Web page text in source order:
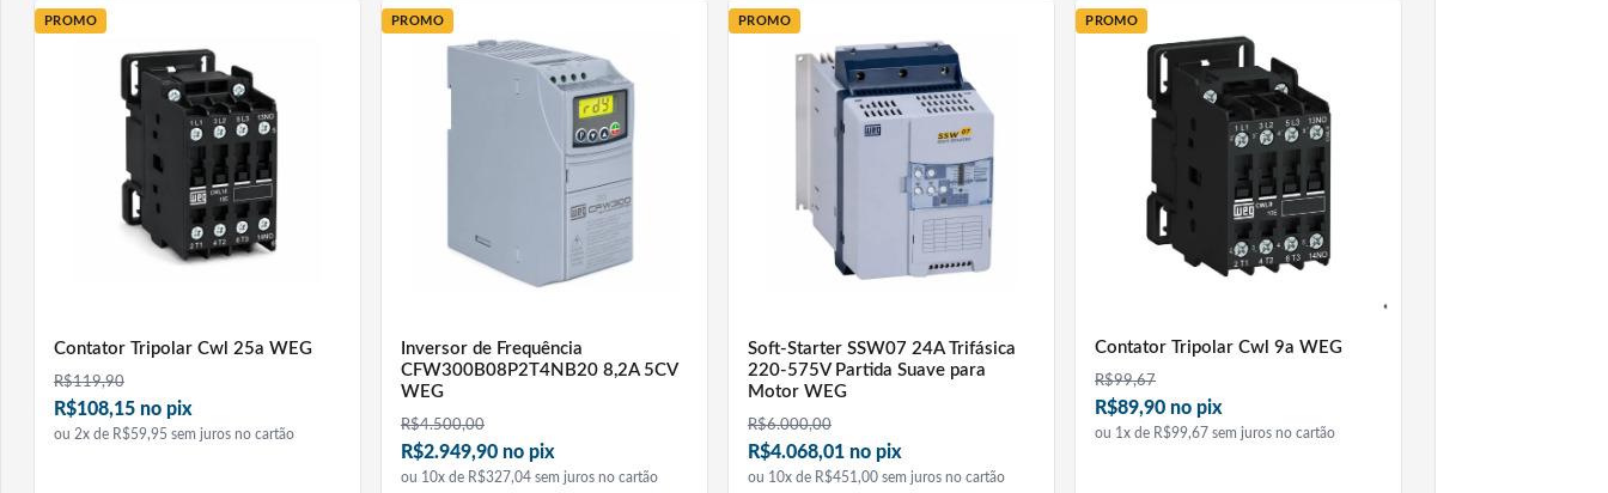
Tensão 220 V
Potência 5 cv
Aplicação Acionamento e proteção de motores trifásicos
Composição Contator e relé de sobrecarga
Faixa de ajuste do relé 11 a 17 A
Corrente nominal máxima 17 A
Frequência 60 Hz
Grau de proteção IP52
Acionamento de motores trifásicos
Painéis elétricos
Comandos industriais
PROMO
Contator Tripolar Cwl 25a WEG
R$119,90
R$108,15 no pix
ou 2x de R$59,95 sem juros no cartão
PROMO
Inversor de Frequência
CFW300B08P2T4NB20 8,2A 5CV
WEG
R$4.500,00
R$2.949,90 no pix
ou 10x de R$327,04 sem juros no cartão
PROMO
Soft-Starter SSW07 24A Trifásica
220-575V Partida Suave para
Motor WEG
R$6.000,00
R$4.068,01 no pix
ou 10x de R$451,00 sem juros no cartão
PROMO
Contator Tripolar Cwl 9a WEG
R$99,67
R$89,90 no pix
ou 1x de R$99,67 sem juros no cartão